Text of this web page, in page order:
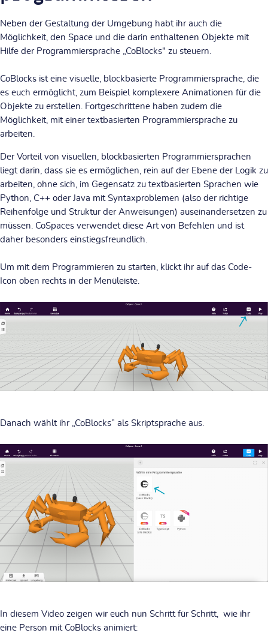
Neben der Gestaltung der Umgebung habt ihr auch die
Möglichkeit, den Space und die darin enthaltenen Objekte mit
Hilfe der Programmiersprache „CoBlocks" zu steuern.
CoBlocks ist eine visuelle, blockbasierte Programmiersprache, die
es euch ermöglicht, zum Beispiel komplexere Animationen für die
Objekte zu erstellen. Fortgeschrittene haben zudem die
Möglichkeit, mit einer textbasierten Programmiersprache zu
arbeiten.
Der Vorteil von visuellen, blockbasierten Programmiersprachen
liegt darin, dass sie es ermöglichen, rein auf der Ebene der Logik zu
arbeiten, ohne sich, im Gegensatz zu textbasierten Sprachen wie
Python, C++ oder Java mit Syntaxproblemen (also der richtige
Reihenfolge und Struktur der Anweisungen) auseinandersetzen zu
müssen. CoSpaces verwendet diese Art von Befehlen und ist
daher besonders einstiegsfreundlich.
Um mit dem Programmieren zu starten, klickt ihr auf das Code-
Icon oben rechts in der Menüleiste.
Danach wählt ihr „CoBlocks” als Skriptsprache aus.
In diesem Video zeigen wir euch nun Schritt für Schritt, wie ihr
eine Person mit CoBlocks animiert: